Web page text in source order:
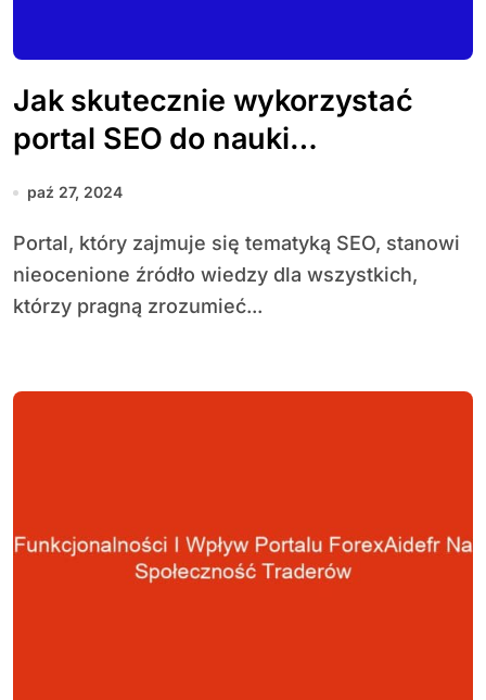
Jak skutecznie wykorzystać
portal SEO do nauki
pozycjonowania stron
paź 27, 2024
Portal, który zajmuje się tematyką SEO, stanowi
nieocenione źródło wiedzy dla wszystkich,
którzy pragną zrozumieć...